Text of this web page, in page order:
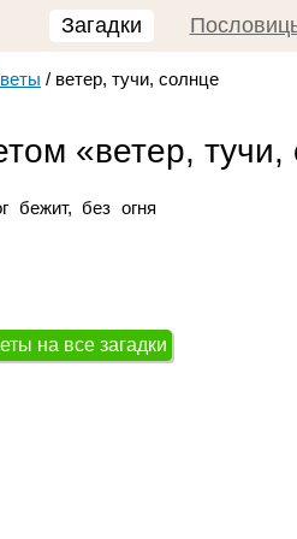
Загадки
/ ветер, тучи, солнце
«ветер, тучи,
бежит, без огня
на все загадки